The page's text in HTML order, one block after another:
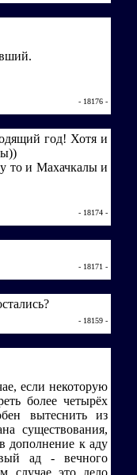
- 18176 -
год! Хотя и
то и Махачкалы и
- 18174 -
- 18171 -
- 18159 -
если некоторую
более четырёх
вытеснить из
существования,
дополнение к аду
ад - вечного
случае это дело